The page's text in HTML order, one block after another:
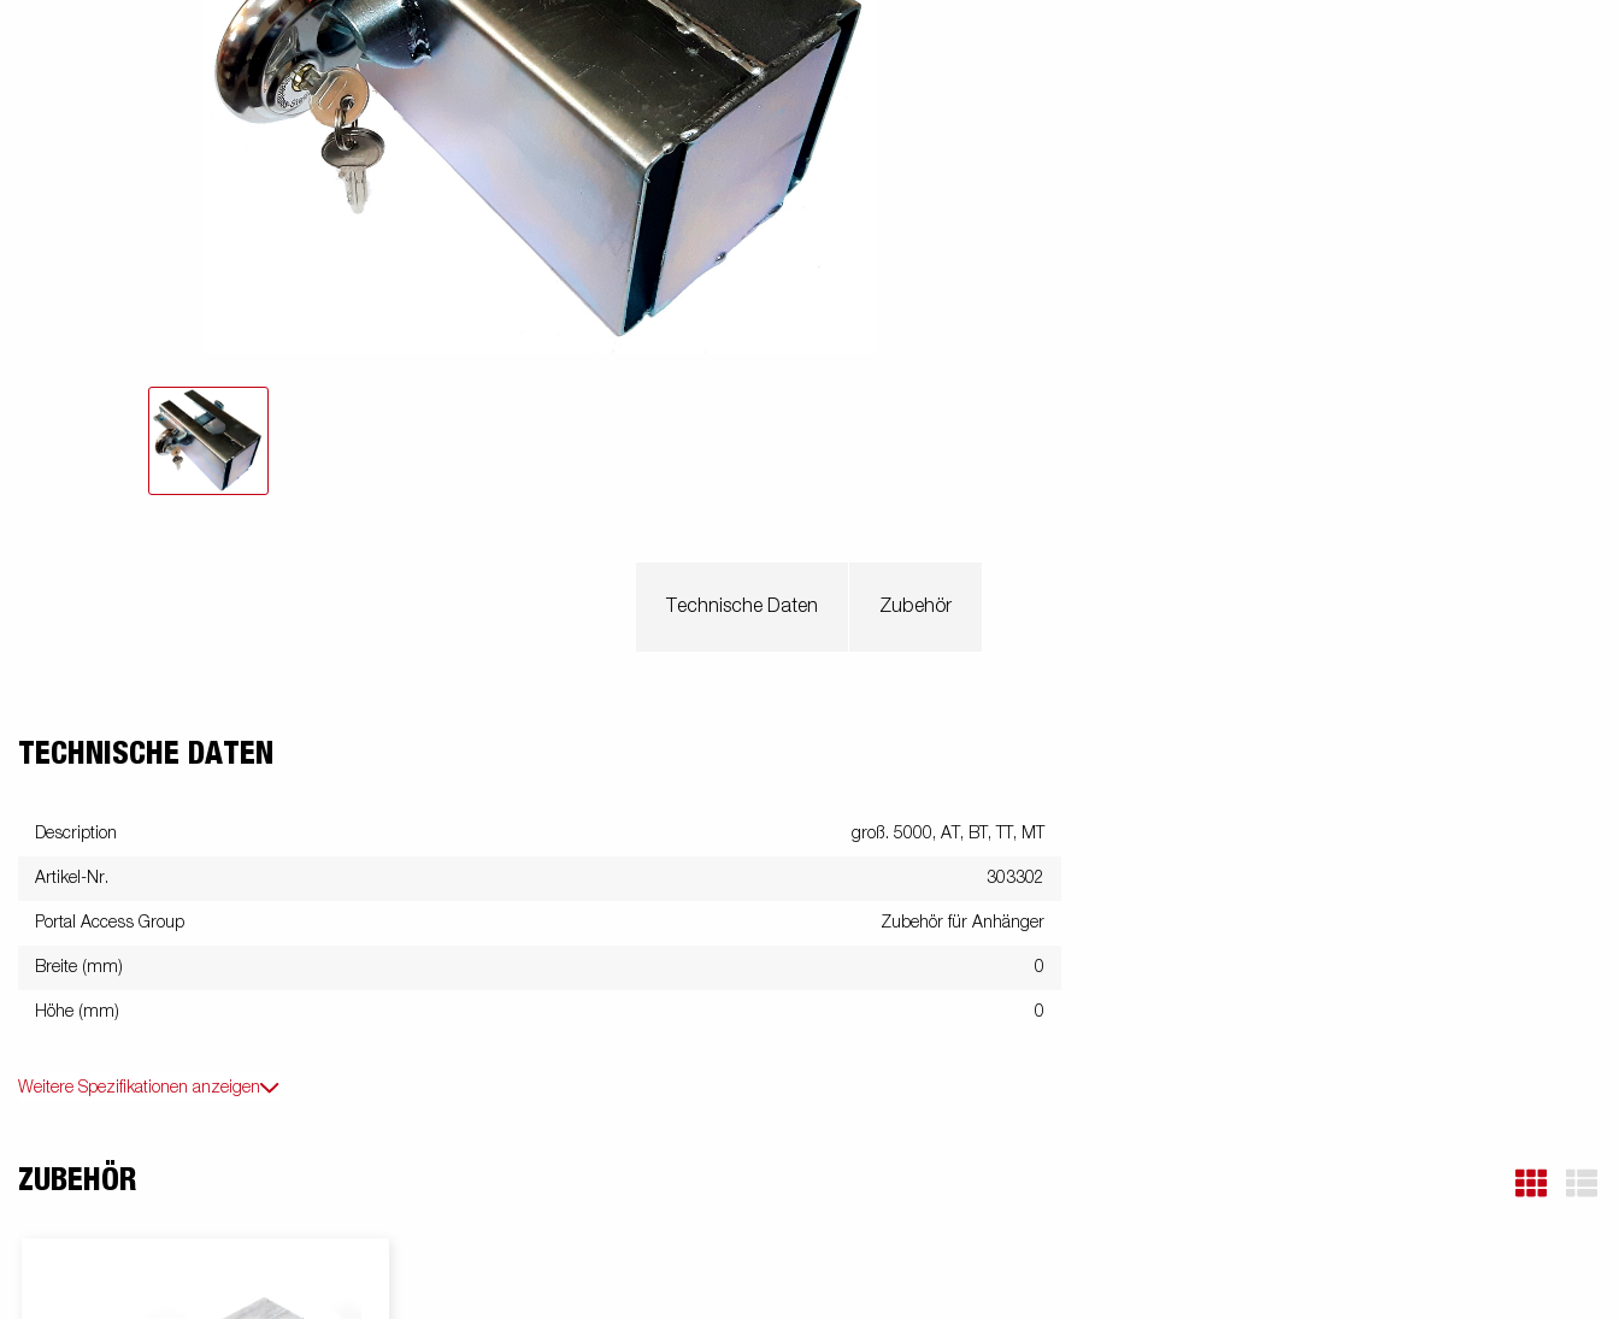
Elektrik &
Beleuchtung
Kasten &
Laubgitteraufsatz
Stützrad Ladezubehör Laderampe
Zubehör-Kit
Werkzeug- &
batteriekasten
freunden
Wenden mit einem Anhänger
Der richtige Reifendruck
Deine Checkliste vor Fahrantritt
Anschlussplan Anhängersteckdose
Auf- und Abslippen
Technische Daten Zubehör
TECHNISCHE DATEN
Description groß. 5000, AT, BT, TT, MT
Artikel-Nr. 303302
Portal Access Group Zubehör für Anhänger
Breite (mm) 0
Höhe (mm) 0
Weitere Spezifikationen anzeigen
ZUBEHÖR